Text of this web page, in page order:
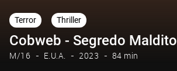
Terror Thriller
Cobweb - Segredo Maldito
M/16 E.U.A. 2023 84 min